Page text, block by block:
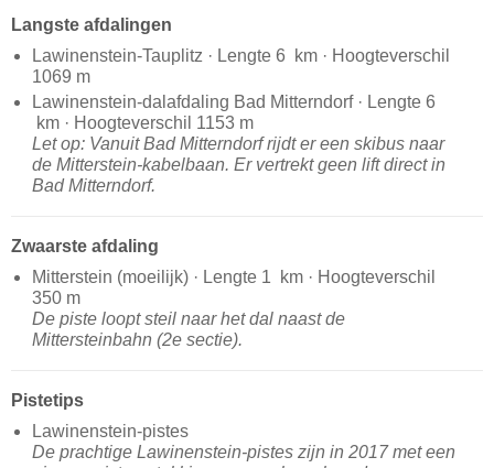
Langste afdalingen
Lawinenstein-Tauplitz · Lengte 6 km · Hoogteverschil
1069 m
Lawinenstein-dalafdaling Bad Mitterndorf · Lengte 6
km · Hoogteverschil 1153 m
Let op: Vanuit Bad Mitterndorf rijdt er een skibus naar
de Mitterstein-kabelbaan. Er vertrekt geen lift direct in
Bad Mitterndorf.
Zwaarste afdaling
Mitterstein (moeilijk) · Lengte 1 km · Hoogteverschil
350 m
De piste loopt steil naar het dal naast de
Mittersteinbahn (2e sectie).
Pistetips
Lawinenstein-pistes
De prachtige Lawinenstein-pistes zijn in 2017 met een